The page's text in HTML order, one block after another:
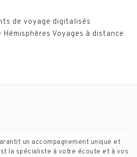
de voyage digitalisés
Voyages à distance
un accompagnement unique et
la spécialiste à votre écoute et à vos